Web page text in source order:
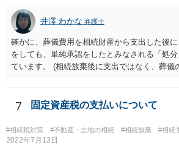
亡くなってから相続すると、両親のどちらか
るより非課税の枠が減少します。 計画的に相
いうことになります。これ以外にも気をつける
んので、一度相談して想定するのがおすすめ
井澤 わかな 弁護士
確かに、葬儀費用を相続財産から支出した後
をしても、単純承認をしたとみなされる「処
ています。 (相続放棄後に支出ではなく、葬儀
述の手続ということだと思いますが) ただ、葬
いということではなく、身分相応の、社会的
る程度の金額に留まると考えた方がよいです
に葬儀費用を支出する経済力がなく、質素な葬
ば相続財産から支出しても単純承認と認めら
7 固定資産税の支払いについて
#相続税対策 #不動産・土地の相続 #相続放棄 #相続
2022年7月13日